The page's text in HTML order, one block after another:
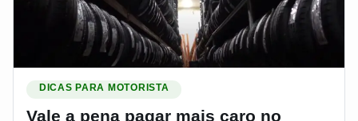
DICAS PARA MOTORISTA
Vale a pena pagar mais caro no